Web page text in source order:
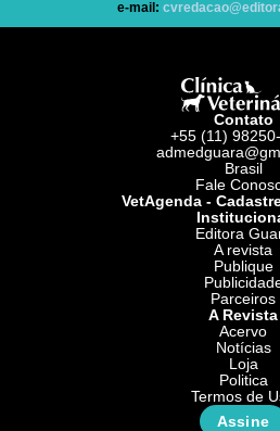
e-mail:
Contato
+55 (11)
Brasil
Fale
VetAgenda -
Editora
A revista
Publique
Parceiros
A Revista
Acervo
Notícias
Loja
Politica
Termos de
Assine